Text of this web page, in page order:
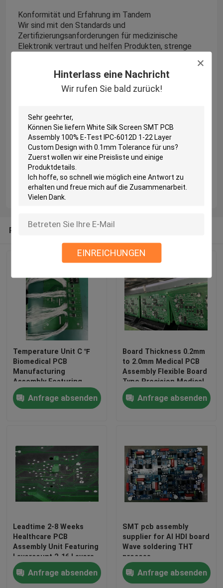
Hinterlass eine Nachricht
Wir rufen Sie bald zurück!
EINREICHUNGEN
Startseite
Produkte
Über uns
Konformität und Erfahrung im Tandem
Wir sind mit den Standards und
Zertifizierungsanforderungen für medizinische
Elektronik vertraut und helfen Produkten, strenge
Einblick in die extremen Anforderungen der Branche
an Sicherheit, Stabilität und langfristige
Wir sind mehr als nur ein Lieferant – wir erweitern Ihre
F&E- und Produktionskapazitäten und schützen Ihre
medizinischen Projekte.
Weitere Details finden Sie
unter www.suntekgroup.net
Recommended Products
Temperature Unit C ℉
Biomedical PCB
Manufacturing
Assembly Featuring
Black Silkscreen Color
Ensuring Precision and
Durability
Anfrage absenden
Board Thickness 0.2mm
to 2.0mm Medical PCB
Assembly Flexible Board
Type Precision Medical
Electronics Assembly
ServicesAnfrage absenden
Leadtime 2-8 Weeks
Healthcare PCB
Assembly Unit Featuring
Layercount 2-16 Layers
Suitable for Complex
Medical Electronics
Anfrage absenden
SMT pcb assembly
supplier for AI HDI board
Wave soldering THT
process
Anfrage absenden